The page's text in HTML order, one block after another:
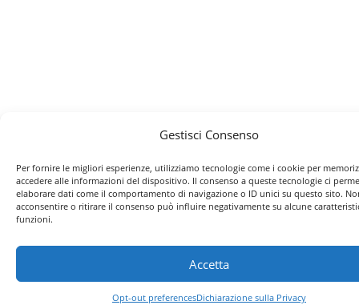
Gestisci Consenso
Per fornire le migliori esperienze, utilizziamo tecnologie come i cookie per
accedere alle informazioni del dispositivo. Il consenso a queste tecnologie ci
elaborare dati come il comportamento di navigazione o ID unici su questo sito.
acconsentire o ritirare il consenso può influire negativamente su alcune
funzioni.
Accetta
Opt-out preferencesDichiarazione sulla Privacy